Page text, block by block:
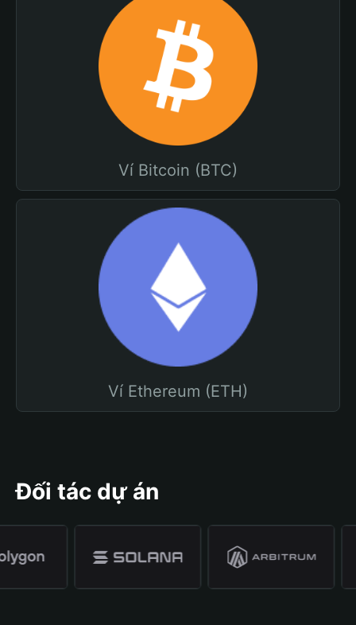
Ví Bitcoin (BTC)
Ví Ethereum (ETH)
Đối tác dự án